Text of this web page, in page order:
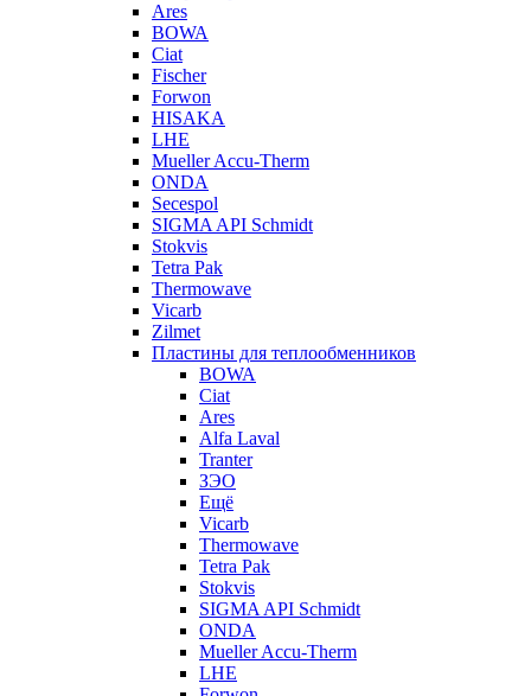
Ares
BOWA
Ciat
Fischer
Forwon
HISAKA
LHE
Mueller Accu-Therm
ONDA
Secespol
SIGMA API Schmidt
Stokvis
Tetra Pak
Thermowave
Vicarb
Zilmet
Пластины для теплообменников
BOWA
Ciat
Ares
Alfa Laval
Tranter
ЗЭО
Ещё
Vicarb
Thermowave
Tetra Pak
Stokvis
SIGMA API Schmidt
ONDA
Mueller Accu-Therm
LHE